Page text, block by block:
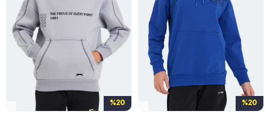
%20 %20